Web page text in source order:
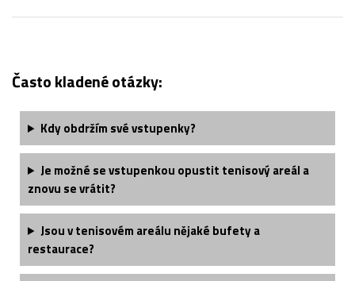
Často kladené otázky:
Kdy obdržím své vstupenky?
Je možné se vstupenkou opustit tenisový areál a
znovu se vrátit?
Jsou v tenisovém areálu nějaké bufety a
restaurace?